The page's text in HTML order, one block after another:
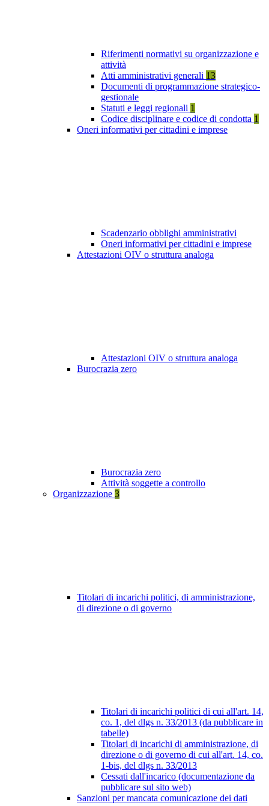
Riferimenti normativi su organizzazione e
attività
Atti amministrativi generali 13
Documenti di programmazione strategico-
gestionale
Statuti e leggi regionali 1
Codice disciplinare e codice di condotta 1
Oneri informativi per cittadini e imprese
Scadenzario obblighi amministrativi
Oneri informativi per cittadini e imprese
Attestazioni OIV o struttura analoga
Attestazioni OIV o struttura analoga
Burocrazia zero
Burocrazia zero
Attività soggette a controllo
Organizzazione 3
Titolari di incarichi politici, di amministrazione,
di direzione o di governo
Titolari di incarichi politici di cui all'art. 14,
co. 1, del dlgs n. 33/2013 (da pubblicare in
tabelle)
Titolari di incarichi di amministrazione, di
direzione o di governo di cui all'art. 14, co.
1-bis, del dlgs n. 33/2013
Cessati dall'incarico (documentazione da
pubblicare sul sito web)
Sanzioni per mancata comunicazione dei dati